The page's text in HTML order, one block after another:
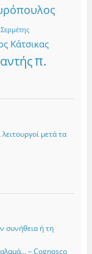
Κάτσικας
π.
μετά τα
συνήθεια ή τη
– Cognosco